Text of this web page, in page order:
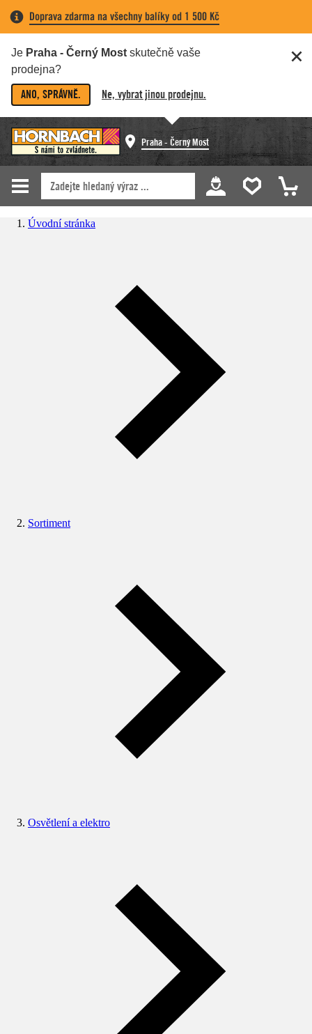
Doprava zdarma na všechny balíky od 1 500 Kč
Je Praha - Černý Most skutečně vaše
prodejna?
ANO, SPRÁVNĚ. Ne, vybrat jinou prodejnu.
Praha - Černý Most
Úvodní stránka
Sortiment
Osvětlení a elektro